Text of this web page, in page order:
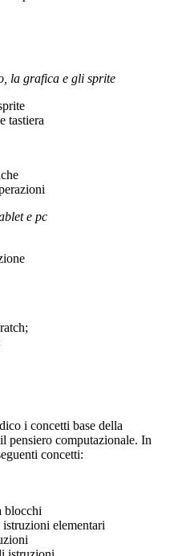
la grafica e gli sprite
tastiera
e pc
i concetti base della
pensiero computazionale. In
concetti:
blocchi
istruzioni elementari